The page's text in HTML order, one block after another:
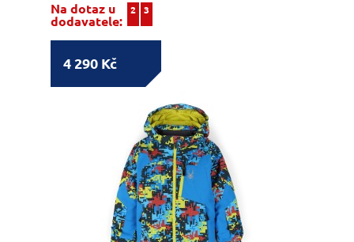
Na dotaz u
dodavatele:
2 3
4 290 Kč